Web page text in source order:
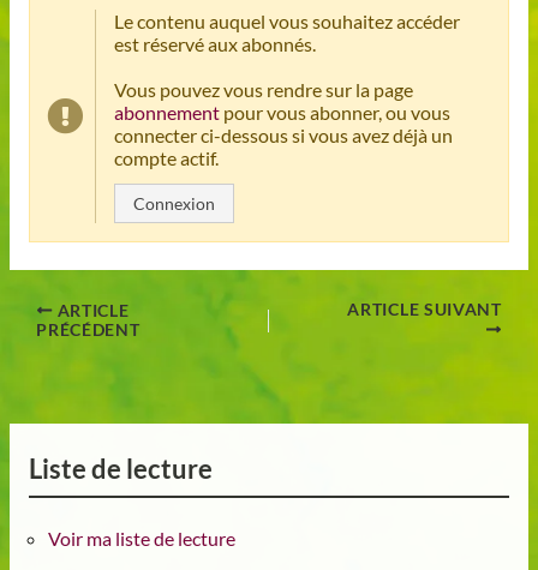
Le contenu auquel vous souhaitez accéder
est réservé aux abonnés.
Vous pouvez vous rendre sur la page
abonnementpour vous abonner, ou vous
connecter ci-dessous si vous avez déjà un
compte actif.
Connexion
ARTICLE
PRÉCÉDENT
ARTICLE SUIVANT
Liste de lecture
Voir ma liste de lecture